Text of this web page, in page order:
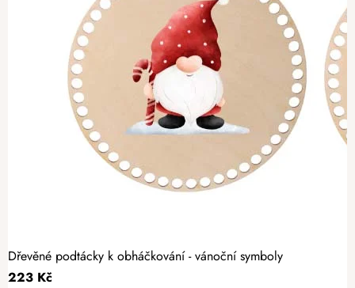
Dřevěné podtácky k obháčkování - vánoční symboly
223 Kč